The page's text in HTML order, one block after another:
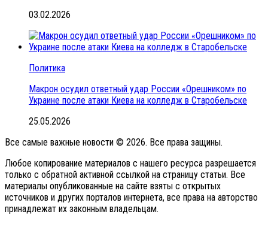
03.02.2026
Политика
Макрон осудил ответный удар России «Орешником» по
Украине после атаки Киева на колледж в Старобельске
25.05.2026
Все самые важные новости © 2026. Все права защины.
Любое копирование материалов с нашего ресурса разрешается
только с обратной активной ссылкой на страницу статьи. Все
материалы опубликованные на сайте взяты с открытых
источников и других порталов интернета, все права на авторство
принадлежат их законным владельцам.